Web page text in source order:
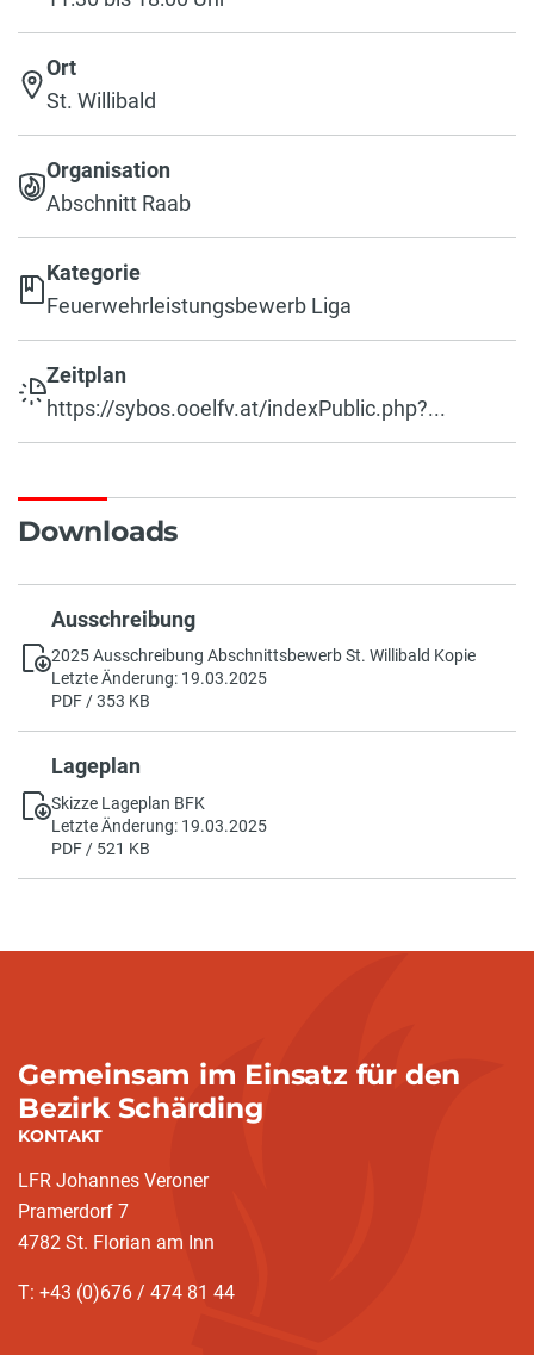
Ort
St. Willibald
Organisation
Abschnitt Raab
Kategorie
Feuerwehrleistungsbewerb Liga
Zeitplan
https://sybos.ooelfv.at/indexPublic.php?...
Downloads
Ausschreibung
2025 Ausschreibung Abschnittsbewerb St. Willibald Kopie
Letzte Änderung: 19.03.2025
PDF / 353 KB
Lageplan
Skizze Lageplan BFK
Letzte Änderung: 19.03.2025
PDF / 521 KB
Gemeinsam im Einsatz für den
Bezirk Schärding
KONTAKT
LFR Johannes Veroner
Pramerdorf 7
4782 St. Florian am Inn
T: +43 (0)676 / 474 81 44